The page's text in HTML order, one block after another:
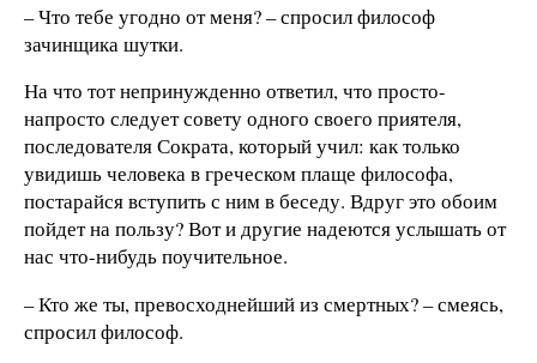
– Что тебе угодно от меня? – спросил философ
зачинщика шутки.
На что тот непринужденно ответил, что просто-
напросто следует совету одного своего приятеля,
последователя Сократа, который учил: как только
увидишь человека в греческом плаще философа,
постарайся вступить с ним в беседу. Вдруг это обоим
пойдет на пользу? Вот и другие надеются услышать от
нас что-нибудь поучительное.
– Кто же ты, превосходнейший из смертных? – смеясь,
спросил философ.